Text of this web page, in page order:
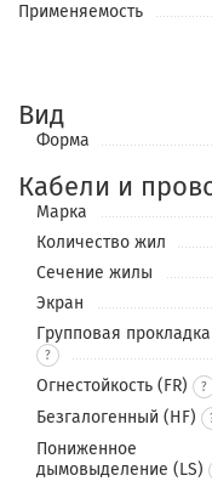
Применяемость
Вид
Форма
Кабели и
Марка
Количество жил
Сечение жилы
Экран
Групповая
?
Огнестойкость (FR)
?
Безгалогенный (HF)
Пониженное
дымовыделение (LS)